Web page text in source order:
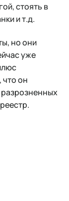
стоять в
и т.д.
но они
уже
что он
разрозненных